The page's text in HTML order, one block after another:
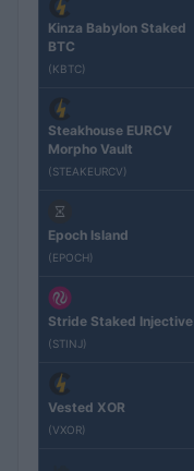
Kinza Babylon Staked
BTC
(KBTC)
Steakhouse EURCV
Morpho Vault
(STEAKEURCV)
Epoch Island
(EPOCH)
Stride Staked Injective
(STINJ)
Vested XOR
(VXOR)